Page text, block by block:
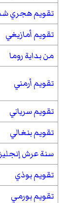
تقويم هجري
تقويم أمازيغي
من بداية روما
تقويم أرمني
تقويم سرياني
تقويم بنغالي
سنة عرش
تقويم بوذي
تقويم بورمي